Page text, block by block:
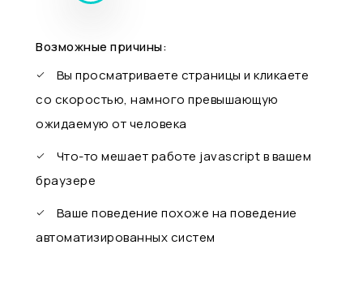
Возможные причины:
Вы просматриваете страницы и кликаете
со скоростью, намного превышающую
ожидаемую от человека
Что-то мешает работе javascript в вашем
браузере
Ваше поведение похоже на поведение
автоматизированных систем